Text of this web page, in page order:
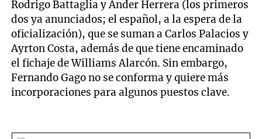
Rodrigo Battaglia y Ander Herrera (los primeros
dos ya anunciados; el español, a la espera de la
oficialización), que se suman a Carlos Palacios y
Ayrton Costa, además de que tiene encaminado
el fichaje de Williams Alarcón. Sin embargo,
Fernando Gago no se conforma y quiere más
incorporaciones para algunos puestos clave.